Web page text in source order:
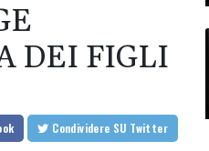
DEI FIGLI
Condividere SU Twitter